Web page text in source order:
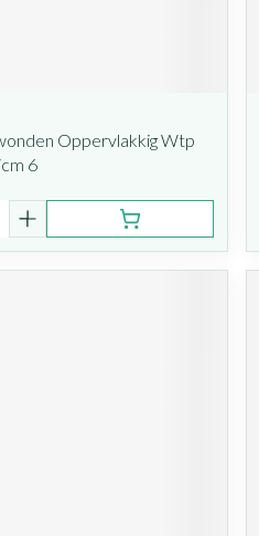
Oppervlakkig Wtp
6